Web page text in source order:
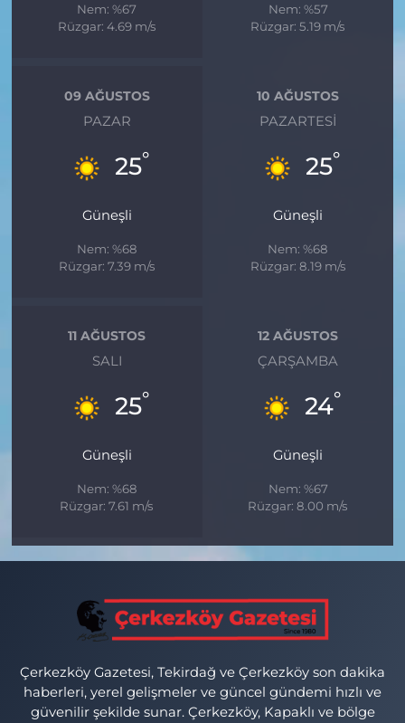
Nem: %67
Rüzgar: 4.69 m/s
Nem: %57
Rüzgar: 5.19 m/s
09 AĞUSTOS
PAZAR
25°
Güneşli
Nem: %68
Rüzgar: 7.39 m/s
10 AĞUSTOS
PAZARTESI
25°
Güneşli
Nem: %68
Rüzgar: 8.19 m/s
11 AĞUSTOS
SALI
25°
Güneşli
Nem: %68
Rüzgar: 7.61 m/s
12 AĞUSTOS
ÇARŞAMBA
24°
Güneşli
Nem: %67
Rüzgar: 8.00 m/s
Çerkezköy Gazetesi, Tekirdağ ve Çerkezköy son dakika
haberleri, yerel gelişmeler ve güncel gündemi hızlı ve
güvenilir şekilde sunar. Çerkezköy, Kapaklı ve bölge